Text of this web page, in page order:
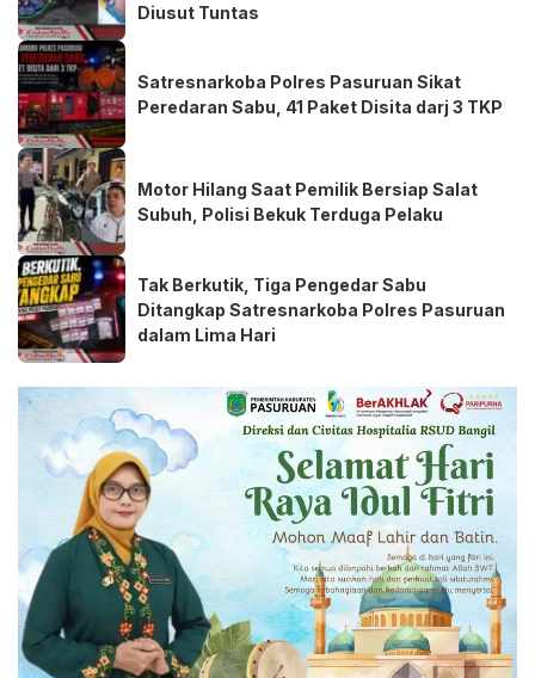
Diusut Tuntas
Satresnarkoba Polres Pasuruan Sikat
Peredaran Sabu, 41 Paket Disita darj 3 TKP
Motor Hilang Saat Pemilik Bersiap Salat
Subuh, Polisi Bekuk Terduga Pelaku
Tak Berkutik, Tiga Pengedar Sabu
Ditangkap Satresnarkoba Polres Pasuruan
dalam Lima Hari